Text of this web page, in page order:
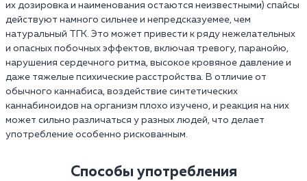
их дозировка и наименования остаются неизвестными) спайсы
действуют намного сильнее и непредсказуемее, чем
натуральный ТГК. Это может привести к ряду нежелательных
и опасных побочных эффектов, включая тревогу, паранойю,
нарушения сердечного ритма, высокое кровяное давление и
даже тяжелые психические расстройства. В отличие от
обычного каннабиса, воздействие синтетических
каннабиноидов на организм плохо изучено, и реакция на них
может сильно различаться у разных людей, что делает
употребление особенно рискованным.
Способы употребления